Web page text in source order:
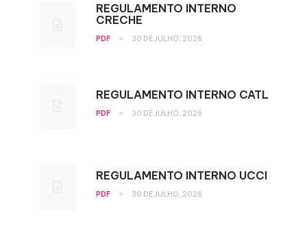
REGULAMENTO INTERNO
CRECHE
PDF • 30 DE JULHO, 2026
REGULAMENTO INTERNO CATL
PDF • 30 DE JULHO, 2026
REGULAMENTO INTERNO UCCI
PDF • 30 DE JULHO, 2026